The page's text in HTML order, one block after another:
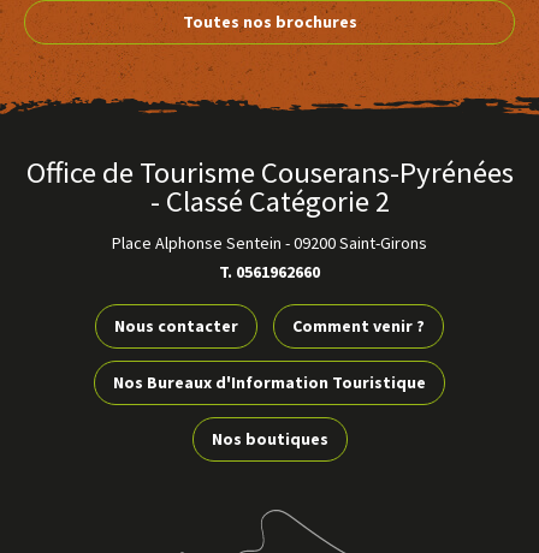
Toutes nos brochures
Office de Tourisme Couserans-Pyrénées
- Classé Catégorie 2
Place Alphonse Sentein -09200 Saint-Girons
T. 0561962660
Nous contacter Comment venir ?
Nos Bureaux d'Information Touristique
Nos boutiques